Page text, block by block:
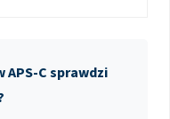
C sprawdzi